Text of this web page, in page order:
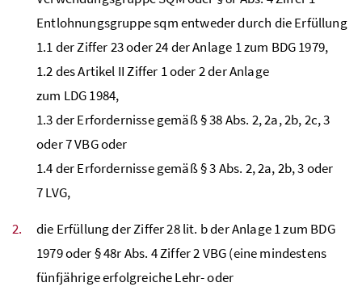
Entlohnungsgruppe sqm entweder durch die Erfüllung
1.1 der Ziffer 23 oder 24 der Anlage 1 zum BDG1979,
1.2 des Artikel II Ziffer 1 oder 2 der Anlage
zum LDG1984,
1.3 der Erfordernisse gemäß§38Abs. 2, 2a, 2b, 2c, 3
oder 7VBGoder
1.4 der Erfordernisse gemäß§3Abs. 2, 2a, 2b, 3 oder
7LVG,
die Erfüllung der Ziffer 28lit. b der Anlage 1 zum BDG
1979 oder§48rAbs. 4 Ziffer 2VBG(eine mindestens
fünfjährige erfolgreiche Lehr- oder